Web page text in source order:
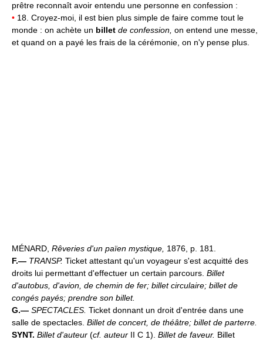
prêtre reconnaît avoir entendu une personne en confession :
• 18. Croyez-moi, il est bien plus simple de faire comme tout le
monde : on achète un billet de confession, on entend une messe,
et quand on a payé les frais de la cérémonie, on n'y pense plus.
MÉNARD, Rêveries d'un païen mystique, 1876, p. 181.
F.— TRANSP. Ticket attestant qu'un voyageur s'est acquitté des
droits lui permettant d'effectuer un certain parcours. Billet
d'autobus, d'avion, de chemin de fer; billet circulaire; billet de
congés payés; prendre son billet.
G.— SPECTACLES. Ticket donnant un droit d'entrée dans une
salle de spectacles. Billet de concert, de théâtre; billet de parterre.
SYNT. Billet d'auteur (cf. auteur II C 1). Billet de faveur. Billet